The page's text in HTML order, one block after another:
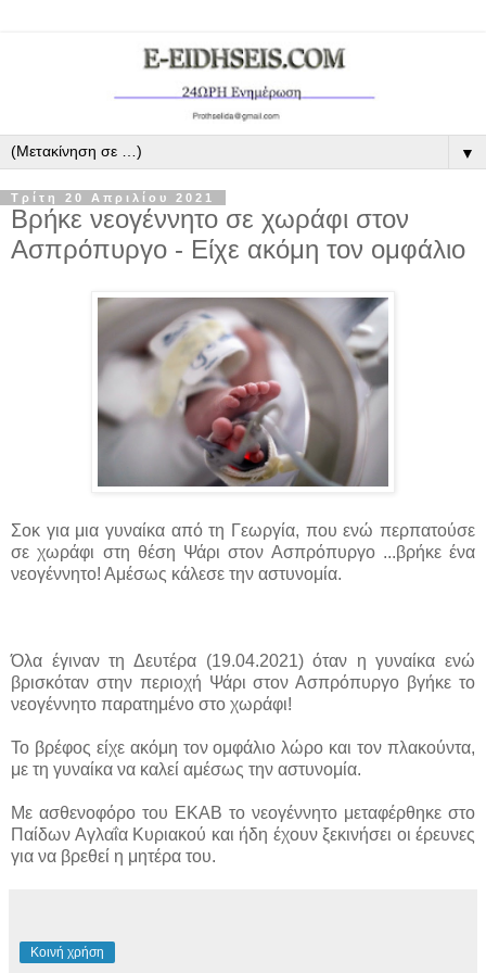
▼
Τρίτη 20 Απριλίου 2021
Βρήκε νεογέννητο σε χωράφι στον
Ασπρόπυργο - Είχε ακόμη τον ομφάλιο
Σοκ για μια γυναίκα από τη Γεωργία, που ενώ περπατούσε
σε χωράφι στη θέση Ψάρι στον Ασπρόπυργο ...βρήκε ένα
νεογέννητο! Αμέσως κάλεσε την αστυνομία.
Όλα έγιναν τη Δευτέρα (19.04.2021) όταν η γυναίκα ενώ
βρισκόταν στην περιοχή Ψάρι στον Ασπρόπυργο βγήκε το
νεογέννητο παρατημένο στο χωράφι!
Το βρέφος είχε ακόμη τον ομφάλιο λώρο και τον πλακούντα,
με τη γυναίκα να καλεί αμέσως την αστυνομία.
Με ασθενοφόρο του ΕΚΑΒ το νεογέννητο μεταφέρθηκε στο
Παίδων Αγλαΐα Κυριακού και ήδη έχουν ξεκινήσει οι έρευνες
για να βρεθεί η μητέρα του.
Κοινή χρήση